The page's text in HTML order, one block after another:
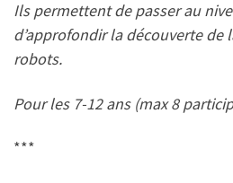
Ils permettent de passer au
d’approfondir la découverte de
robots.
Pour les 7-12 ans (max 8
***